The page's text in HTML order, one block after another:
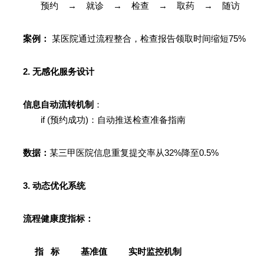
预约 → 就诊 → 检查 → 取药 → 随访
案例： 某医院通过流程整合，检查报告领取时间缩短75%
2. 无感化服务设计
信息自动流转机制 ：
if (预约成功)：自动推送检查准备指南
数据： 某三甲医院信息重复提交率从32%降至0.5%
3. 动态优化系统
流程健康度指标：
指 标 基准值 实时监控机制